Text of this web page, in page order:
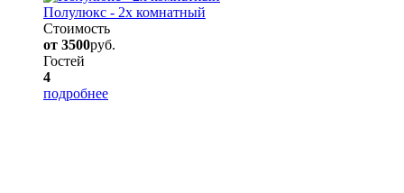
Полулюкс - 2х комнатный
Стоимость
от 3500руб.
Гостей
4
подробнее